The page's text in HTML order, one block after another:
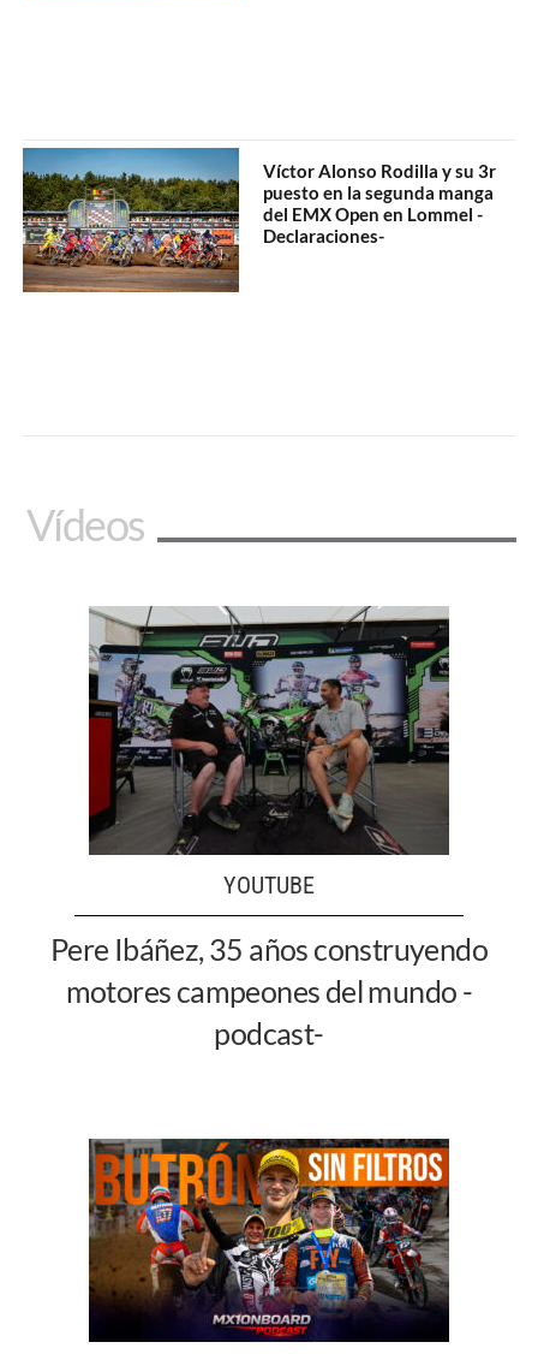
Víctor Alonso Rodilla y su 3r
puesto en la segunda manga
del EMX Open en Lommel -
Declaraciones-
Vídeos
YOUTUBE
Pere Ibáñez, 35 años construyendo
motores campeones del mundo -
podcast-